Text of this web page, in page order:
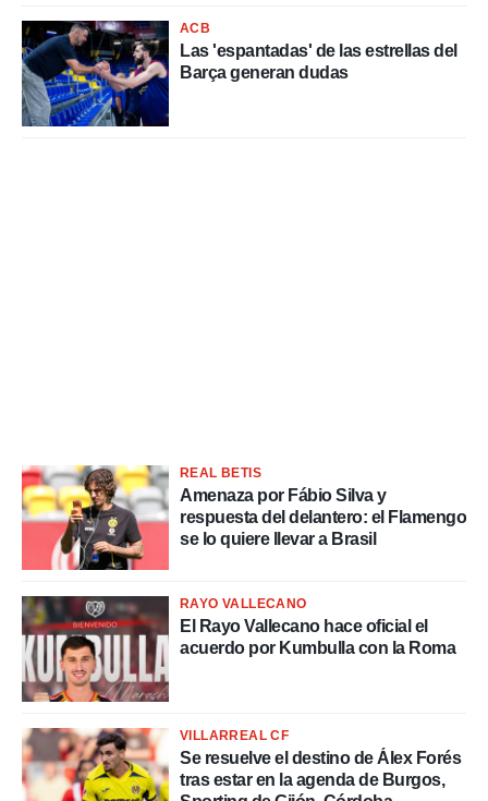
ACB
Las 'espantadas' de las estrellas del
Barça generan dudas
REAL BETIS
Amenaza por Fábio Silva y
respuesta del delantero: el Flamengo
se lo quiere llevar a Brasil
RAYO VALLECANO
El Rayo Vallecano hace oficial el
acuerdo por Kumbulla con la Roma
VILLARREAL CF
Se resuelve el destino de Álex Forés
tras estar en la agenda de Burgos,